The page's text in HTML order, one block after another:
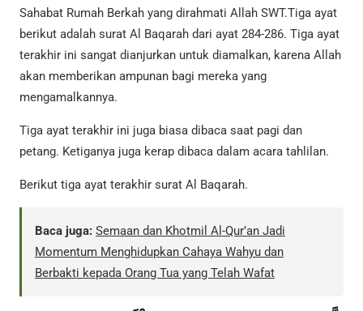
Sahabat Rumah Berkah yang dirahmati Allah SWT.Tiga ayat
berikut adalah surat Al Baqarah dari ayat 284-286. Tiga ayat
terakhir ini sangat dianjurkan untuk diamalkan, karena Allah
akan memberikan ampunan bagi mereka yang
mengamalkannya.
Tiga ayat terakhir ini juga biasa dibaca saat pagi dan
petang. Ketiganya juga kerap dibaca dalam acara tahlilan.
Berikut tiga ayat terakhir surat Al Baqarah.
Baca juga: Semaan dan Khotmil Al-Qur’an Jadi
Momentum Menghidupkan Cahaya Wahyu dan
Berbakti kepada Orang Tua yang Telah Wafat